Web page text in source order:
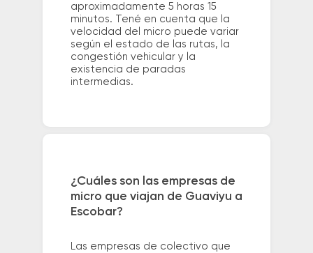
aproximadamente 5 horas 15
minutos. Tené en cuenta que la
velocidad del micro puede variar
según el estado de las rutas, la
congestión vehicular y la
existencia de paradas
intermedias.
¿Cuáles son las empresas de
micro que viajan de Guaviyu a
Escobar?
Las empresas de colectivo que